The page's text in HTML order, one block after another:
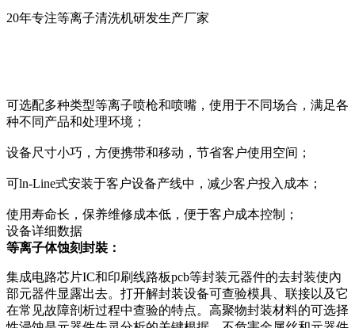
20年专注等离子清洗机研发生产厂家
可选配多种类型等离子喷枪和喷嘴，使用于不同场合，满足各
种不同产品和处理环境；
设备尺寸小巧，方便携带和移动，节省客户使用空间；
可ln-Line式安装于客户设备产线中，减少客户投入成本；
使用寿命长，保养维修成本低，便于客户成本控制；
设备详细数据
等离子体蚀刻封裝：
集成电路芯片IC和印刷线路板pcb等封装元器件的去封装使內
部元器件显露出去。打开解封装设备可查验模具、联接以及它
在常见故障剖析过程中查验的特点。高聚物封装材料的可选择